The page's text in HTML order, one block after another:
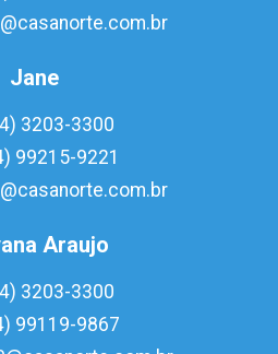
Jane
3203-3300
99215-9221
Araujo
3203-3300
99119-9867